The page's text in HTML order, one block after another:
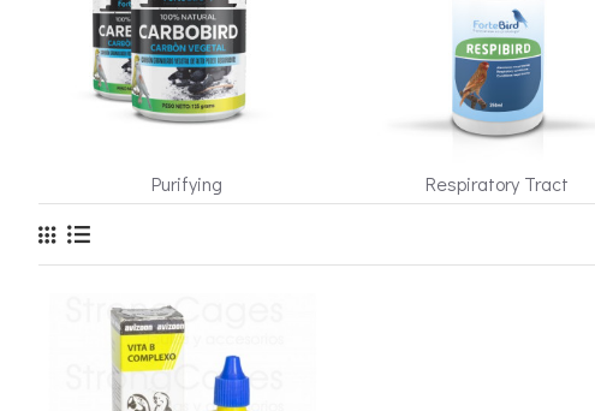
Purifying Respiratory Tract